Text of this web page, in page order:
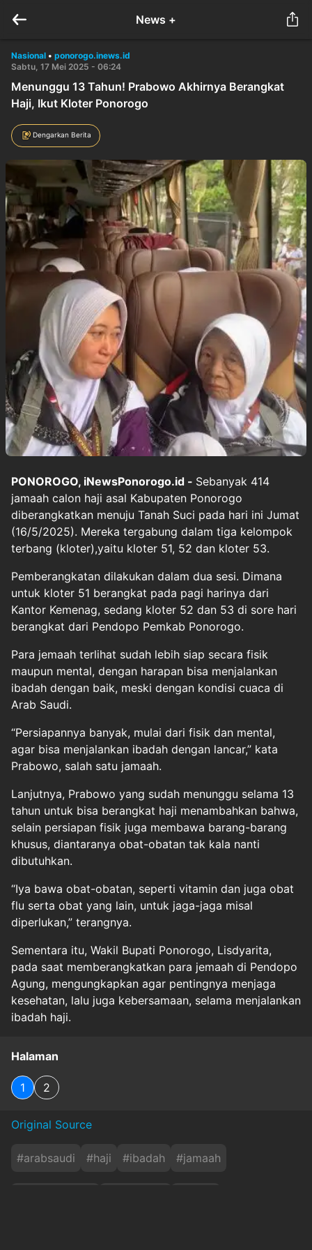
News +
Nasional • ponorogo.inews.id
Sabtu, 17 Mei 2025 - 06:24
Menunggu 13 Tahun! Prabowo Akhirnya Berangkat
Haji, Ikut Kloter Ponorogo
Dengarkan Berita
PONOROGO, iNewsPonorogo.id - Sebanyak 414
jamaah calon haji asal Kabupaten Ponorogo
diberangkatkan menuju Tanah Suci pada hari ini Jumat
(16/5/2025). Mereka tergabung dalam tiga kelompok
terbang (kloter),yaitu kloter 51, 52 dan kloter 53.
Pemberangkatan dilakukan dalam dua sesi. Dimana
untuk kloter 51 berangkat pada pagi harinya dari
Kantor Kemenag, sedang kloter 52 dan 53 di sore hari
berangkat dari Pendopo Pemkab Ponorogo.
Para jemaah terlihat sudah lebih siap secara fisik
maupun mental, dengan harapan bisa menjalankan
ibadah dengan baik, meski dengan kondisi cuaca di
Arab Saudi.
“Persiapannya banyak, mulai dari fisik dan mental,
agar bisa menjalankan ibadah dengan lancar,” kata
Prabowo, salah satu jamaah.
Lanjutnya, Prabowo yang sudah menunggu selama 13
tahun untuk bisa berangkat haji menambahkan bahwa,
selain persiapan fisik juga membawa barang-barang
khusus, diantaranya obat-obatan tak kala nanti
dibutuhkan.
“Iya bawa obat-obatan, seperti vitamin dan juga obat
flu serta obat yang lain, untuk jaga-jaga misal
diperlukan,” terangnya.
Sementara itu, Wakil Bupati Ponorogo, Lisdyarita,
pada saat memberangkatkan para jemaah di Pendopo
Agung, mengungkapkan agar pentingnya menjaga
kesehatan, lalu juga kebersamaan, selama menjalankan
ibadah haji.
Halaman
1 2
Original Source
#arabsaudi #haji #ibadah #jamaah